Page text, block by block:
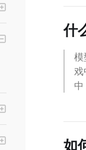
什
模
戏
如